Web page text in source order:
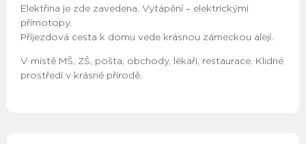
Elektřina je zde zavedena. Vytápění – elektrickými
přímotopy.
Příjezdová cesta k domu vede krásnou zámeckou alejí.
V místě MŠ, ZŠ, pošta, obchody, lékaři, restaurace. Klidné
prostředí v krásné přírodě.